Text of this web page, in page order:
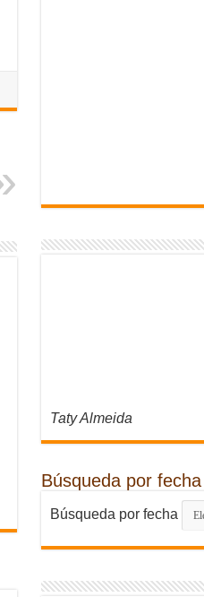
Taty Almeida
Búsqueda por fecha
Búsqueda por fecha